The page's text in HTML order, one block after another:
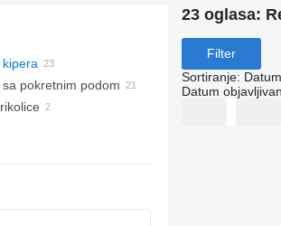
pokretnim podom
23 oglasa:
Filter
Sortiranje:
Datum